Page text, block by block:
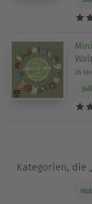
26
Kategorien, die